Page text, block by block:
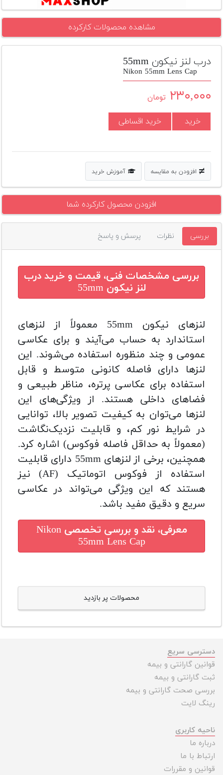
پلاس
افزودن
محصول
دست
دوم
لیست
قیمت
مشاهده محصولات کارکرده
درب لنز نیکون 55mm
Nikon 55mm Lens Cap
۲۳۰,۰۰۰ تومان
خرید خرید اقساطی
افزودن به مقایسه آموزش خرید
افزودن محصول کارکرده شما
بررسی نظرات پرسش و پاسخ
بررسی مشخصات فنی، قیمت و خرید درب
لنز نیکون 55mm
لنز‌های نیکون 55mm معمولاً از لنز‌های
استاندارد به حساب می‌آیند و برای عکاسی
عمومی و چند منظوره استفاده می‌شوند. این
لنزها دارای فاصله کانونی متوسط و قابل
استفاده برای عکاسی پرتره، مناظر طبیعی و
فضاهای داخلی هستند. از ویژگی‌های این
لنزها می‌توان به کیفیت تصویر بالا، توانایی
در شرایط نور کم، و قابلیت نزدیک‌نگاشت
(معمولاً به حداقل فاصله فوکوس) اشاره کرد.
همچنین، برخی از لنزهای 55mm دارای قابلیت
استفاده از فوکوس اتوماتیک (AF) نیز
هستند که این ویژگی می‌تواند در عکاسی
سریع و دقیق مفید باشد.
معرفی، نقد و بررسی تخصصیNikon
55mm Lens Cap
محصولات پر بازدید
دسترسی سریع
قوانین گارانتی و بیمه
ثبت گارانتی و بیمه
بررسی صحت گارانتی و بیمه
رینگ لایت
ناحیه کاربری
درباره ما
ارتباط با ما
قوانین و مقررات